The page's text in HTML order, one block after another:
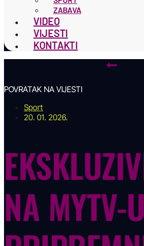
ZABAVA
VIDEO
VIJESTI
KONTAKTI
POVRATAK NA VIJESTI
Sport
20. 01. 2026.
NA MYTV-U